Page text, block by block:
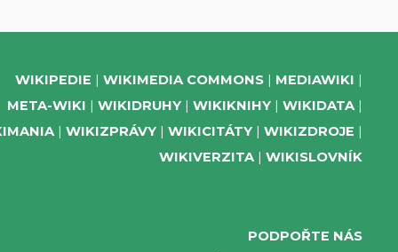
WIKIPEDIE WIKIMEDIA COMMONS
MEDIAWIKI
META-WIKI
WIKIDRUHY WIKIKNIHY
WIKIDATA
WIKIZPRÁVY WIKICITÁTY
WIKIZDROJE
WIKIVERZITA
WIKISLOVNÍK
PODPOŘTE NÁS